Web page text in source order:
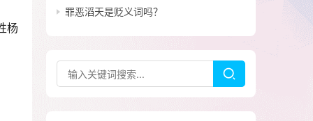
杨
罪恶滔天是贬义词吗？